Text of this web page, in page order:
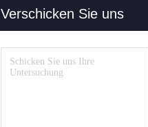
Verschicken Sie uns